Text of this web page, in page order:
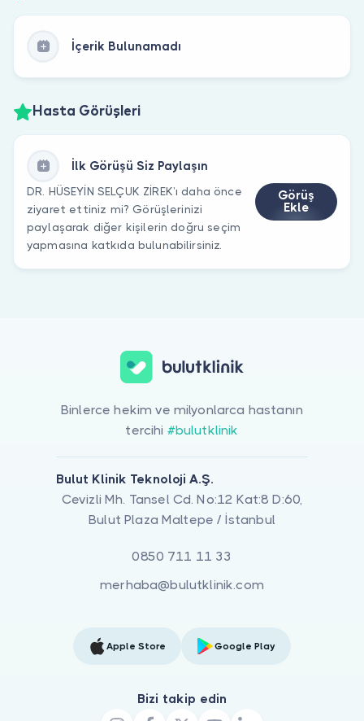
İçerik Bulunamadı
Hasta Görüşleri
İlk Görüşü Siz Paylaşın
DR. HÜSEYİN SELÇUK ZİREK’ı daha önce
ziyaret ettiniz mi? Görüşlerinizi
paylaşarak diğer kişilerin doğru seçim
yapmasına katkıda bulunabilirsiniz.
Görüş
Ekle
Binlerce hekim ve milyonlarca hastanın
tercihi #bulutklinik
Bulut Klinik Teknoloji A.Ş.
Cevizli Mh. Tansel Cd. No:12 Kat:8 D:60,
Bulut Plaza Maltepe / İstanbul
0850 711 11 33
merhaba@bulutklinik.com
Apple Store Google Play
Bizi takip edin